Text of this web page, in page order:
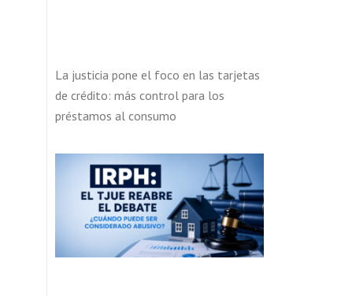
La justicia pone el foco en las tarjetas
de crédito: más control para los
préstamos al consumo